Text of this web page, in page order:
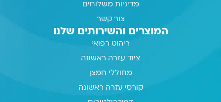
מדיניות משלוחים
צור קשר
המוצרים והשירותים שלנו
ריהוט רפואי
ציוד עזרה ראשונה
מחוללי חמצן
קורסי עזרה ראשונה